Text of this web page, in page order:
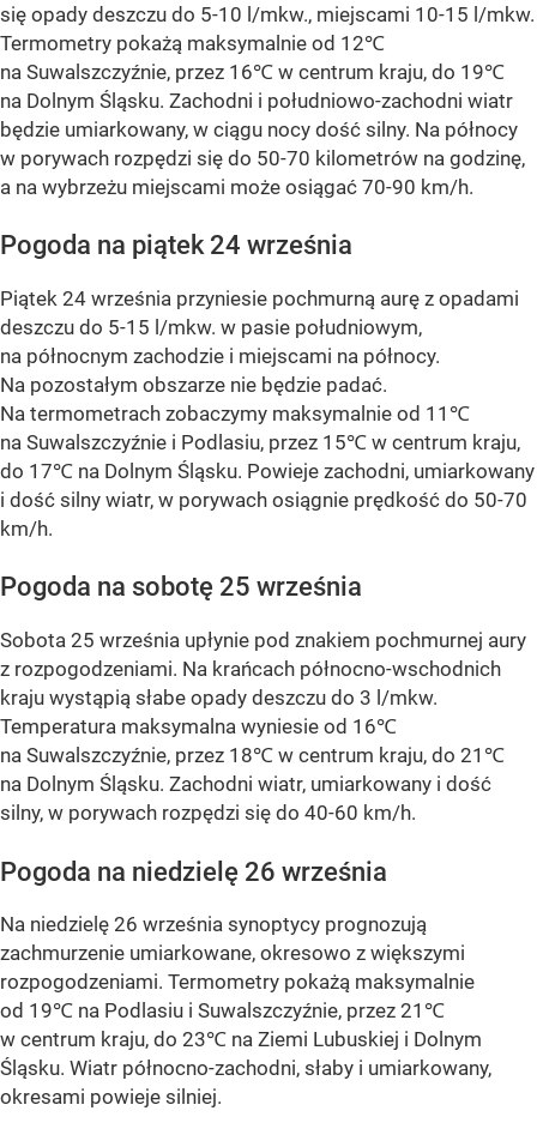
się opady deszczu do 5-10 l/mkw., miejscami 10-15 l/mkw.
Termometry pokażą maksymalnie od 12℃
na Suwalszczyźnie, przez 16℃ w centrum kraju, do 19℃
na Dolnym Śląsku. Zachodni i południowo-zachodni wiatr
będzie umiarkowany, w ciągu nocy dość silny. Na północy
w porywach rozpędzi się do 50-70 kilometrów na godzinę,
a na wybrzeżu miejscami może osiągać 70-90 km/h.
Pogoda na piątek 24 września
Piątek 24 września przyniesie pochmurną aurę z opadami
deszczu do 5-15 l/mkw. w pasie południowym,
na północnym zachodzie i miejscami na północy.
Na pozostałym obszarze nie będzie padać.
Na termometrach zobaczymy maksymalnie od 11℃
na Suwalszczyźnie i Podlasiu, przez 15℃ w centrum kraju,
do 17℃ na Dolnym Śląsku. Powieje zachodni, umiarkowany
i dość silny wiatr, w porywach osiągnie prędkość do 50-70
km/h.
Pogoda na sobotę 25 września
Sobota 25 września upłynie pod znakiem pochmurnej aury
z rozpogodzeniami. Na krańcach północno-wschodnich
kraju wystąpią słabe opady deszczu do 3 l/mkw.
Temperatura maksymalna wyniesie od 16℃
na Suwalszczyźnie, przez 18℃ w centrum kraju, do 21℃
na Dolnym Śląsku. Zachodni wiatr, umiarkowany i dość
silny, w porywach rozpędzi się do 40-60 km/h.
Pogoda na niedzielę 26 września
Na niedzielę 26 września synoptycy prognozują
zachmurzenie umiarkowane, okresowo z większymi
rozpogodzeniami. Termometry pokażą maksymalnie
od 19℃ na Podlasiu i Suwalszczyźnie, przez 21℃
w centrum kraju, do 23℃ na Ziemi Lubuskiej i Dolnym
Śląsku. Wiatr północno-zachodni, słaby i umiarkowany,
okresami powieje silniej.